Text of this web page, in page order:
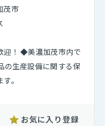
茂市
！ ◆美濃加茂市内で
の生産設備に関する保
。
お気に入り登録